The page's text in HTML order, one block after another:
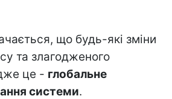
що будь-які зміни
та злагодженого
це - глобальне
системи.